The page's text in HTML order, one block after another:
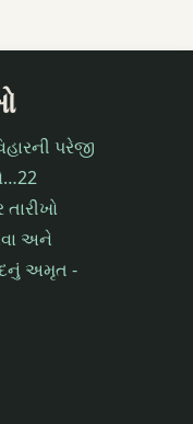
પરેજી
અને
અમૃત -